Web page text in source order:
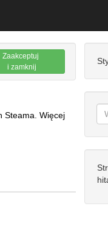
Zaakceptuj
i zamknij
Steama. Więcej